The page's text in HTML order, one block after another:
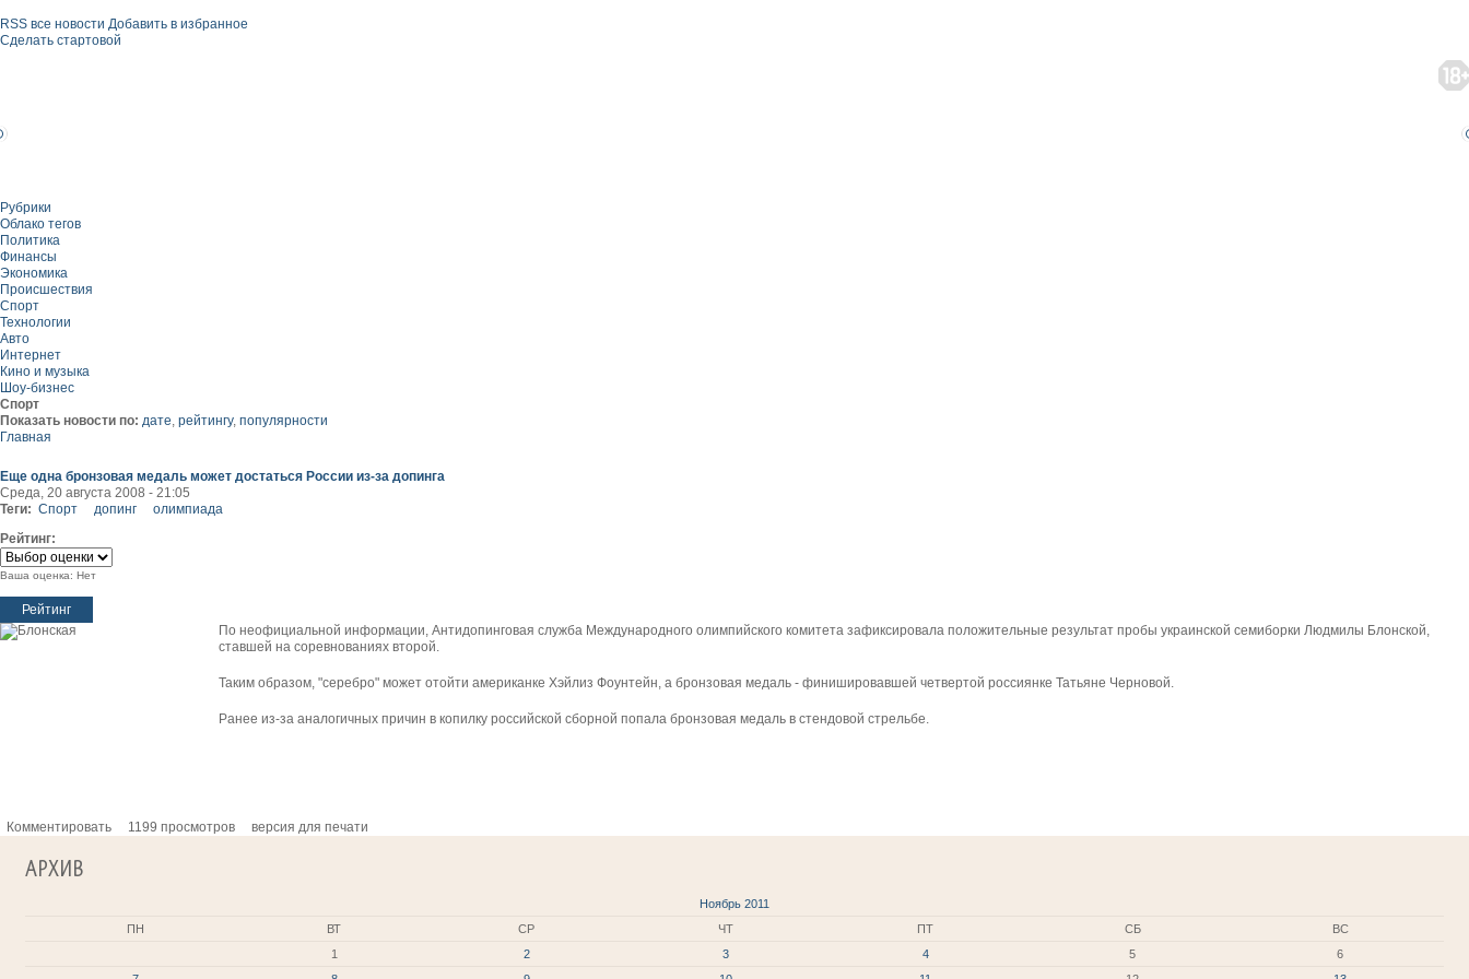
RSS все новости Добавить в избранное
Сделать стартовой
Рубрики
Облако тегов
Политика
Финансы
Экономика
Происшествия
Спорт
Технологии
Авто
Интернет
Кино и музыка
Шоу-бизнес
Спорт
Показать новости по: дате, рейтингу, популярности
Главная
Еще одна бронзовая медаль может достаться России из-за допинга
Среда, 20 августа 2008 - 21:05
Теги: Спорт допинг
олимпиада
Рейтинг:
Ваша оценка: Нет
По неофициальной информации, Антидопинговая служба Международного олимпийского комитета зафиксировала положительные результат пробы украинской семиборки Людмилы Блонской,
ставшей на соревнованиях второй.
Таким образом, "серебро" может отойти американке Хэйлиз Фоунтейн, а бронзовая медаль - финишировавшей четвертой россиянке Татьяне Черновой.
Ранее из-за аналогичных причин в копилку российской сборной попала бронзовая медаль в стендовой стрельбе.
Комментировать 1199 просмотров версия для печати
АРХИВ
Ноябрь 2011
ПН
ВТ СР ЧТ ПТ СБ
ВС
1
2 3 4 5
6